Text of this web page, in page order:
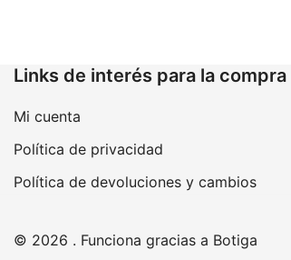
Links de interés para la compra
Mi cuenta
Política de privacidad
Política de devoluciones y cambios
© 2026 . Funciona gracias a Botiga